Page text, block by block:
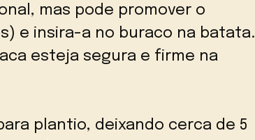
mas pode promover o
e insira-a no buraco na batata.
esteja segura e firme na
plantio, deixando cerca de 5